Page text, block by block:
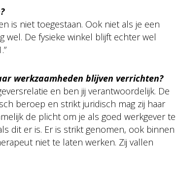
is niet toegestaan. Ook niet als je een
De fysieke winkel blijft echter wel
werkzaamheden blijven verrichten?
en ben jij verantwoordelijk. De
beroep en strikt juridisch mag zij haar
de plicht om je als goed werkgever te
dit er is. Er is strikt genomen, ook binnen
niet te laten werken. Zij vallen